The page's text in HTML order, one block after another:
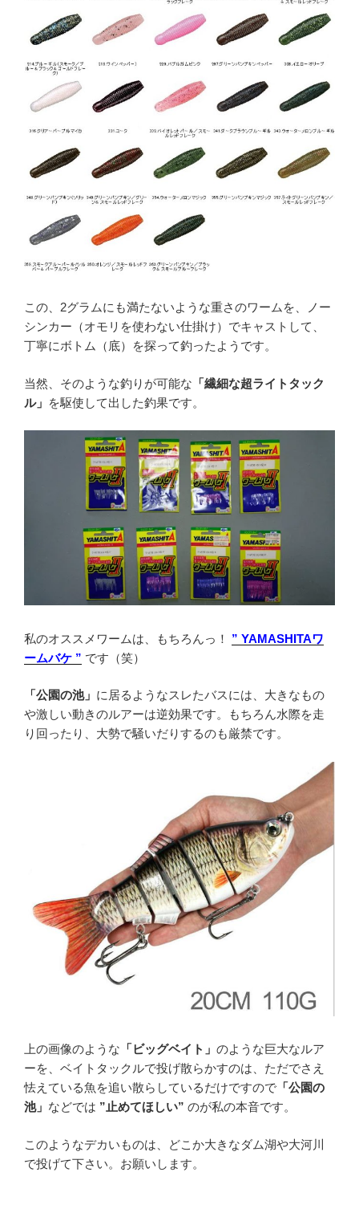
この、2グラムにも満たないような重さのワームを、ノー
シンカー（オモリを使わない仕掛け）でキャストして、
丁寧にボトム（底）を探って釣ったようです。
当然、そのような釣りが可能な 「繊細な超ライトタック
ル」 を駆使して出した釣果です。
私のオススメワームは、もちろんっ！ ” YAMASHITAワ
ームバケ ” です（笑）
「公園の池」 に居るようなスレたバスには、大きなもの
や激しい動きのルアーは逆効果です。もちろん水際を走
り回ったり、大勢で騒いだりするのも厳禁です。
上の画像のような 「ビッグベイト」 のような巨大なルア
ーを、ベイトタックルで投げ散らかすのは、ただでさえ
怯えている魚を追い散らしているだけですので 「公園の
池」 などでは ”止めてほしい” のが私の本音です。
このようなデカいものは、どこか大きなダム湖や大河川
で投げて下さい。お願いします。